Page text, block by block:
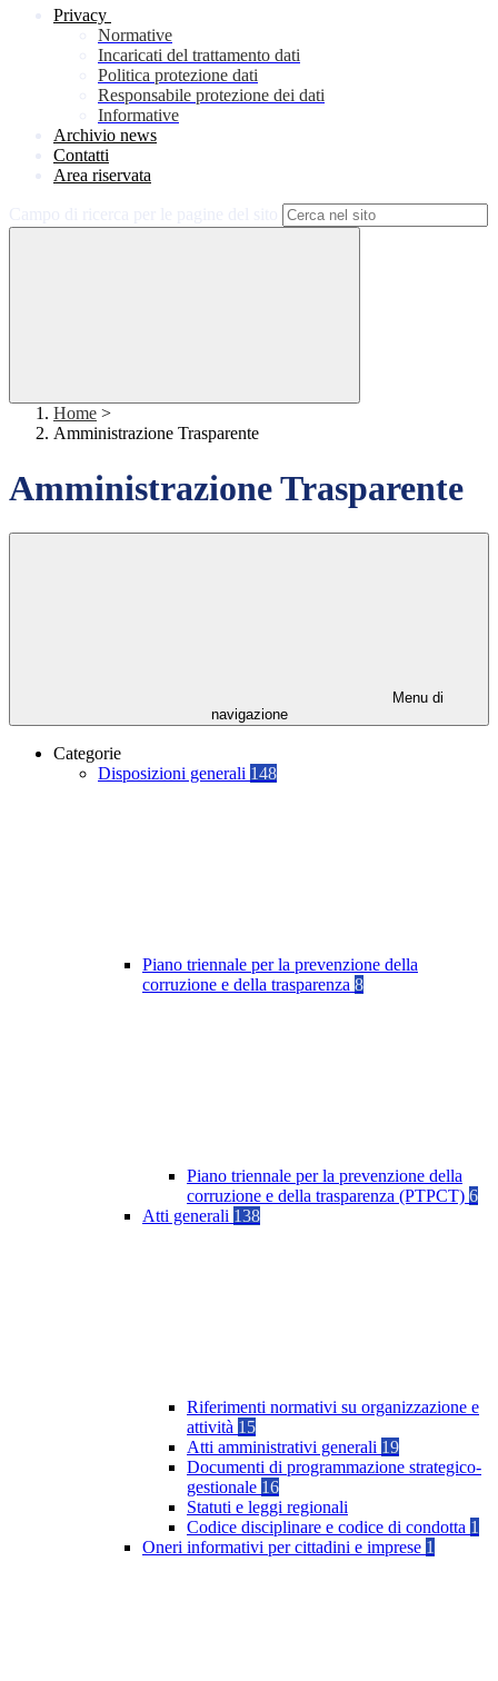
Privacy
Normative
Incaricati del trattamento dati
Politica protezione dati
Responsabile protezione dei dati
Informative
Archivio news
Contatti
Area riservata
Home >
Amministrazione Trasparente
Amministrazione Trasparente
Menu di
navigazione
Categorie
Disposizioni generali 148
Piano triennale per la prevenzione della
corruzione e della trasparenza 8
Piano triennale per la prevenzione della
corruzione e della trasparenza (PTPCT) 6
Atti generali 138
Riferimenti normativi su organizzazione e
attività 15
Atti amministrativi generali 19
Documenti di programmazione strategico-
gestionale 16
Statuti e leggi regionali
Codice disciplinare e codice di condotta 1
Oneri informativi per cittadini e imprese 1